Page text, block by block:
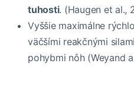
tuhosti. (Haugen et al.,
Vyššie maximálne
väčšími reakčnými
pohybmi nôh (Weyand